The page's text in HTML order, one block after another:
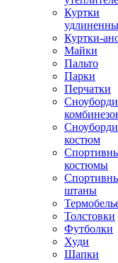
Куртки
Куртки-
Майки
Пальто
Парки
Перчатки
костюм
костюмы
штаны
Толстовки
Футболки
Худи
Шапки